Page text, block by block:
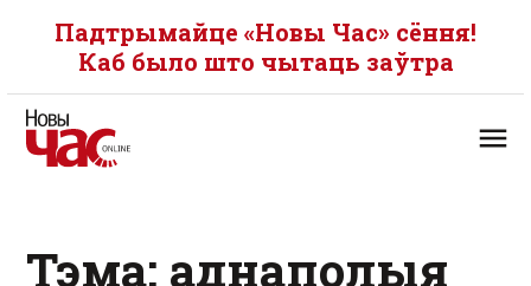
Падтрымайце «Новы Час» сёння!
Каб было што чытаць заўтра
Тэма: аднаполыя